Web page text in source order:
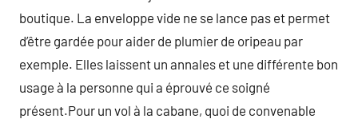
boutique. La enveloppe vide ne se lance pas et permet
d’être gardée pour aider de plumier de oripeau par
exemple. Elles laissent un annales et une différente bon
usage à la personne qui a éprouvé ce soigné
présent.Pour un vol à la cabane, quoi de convenable